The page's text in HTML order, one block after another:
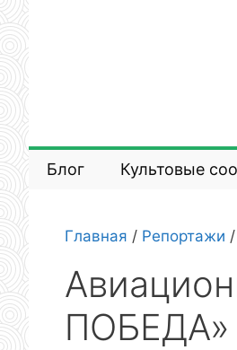
Перейти
к
содержимому
Блог Культовые
Главная / Репортажи /
ПОБЕДА»